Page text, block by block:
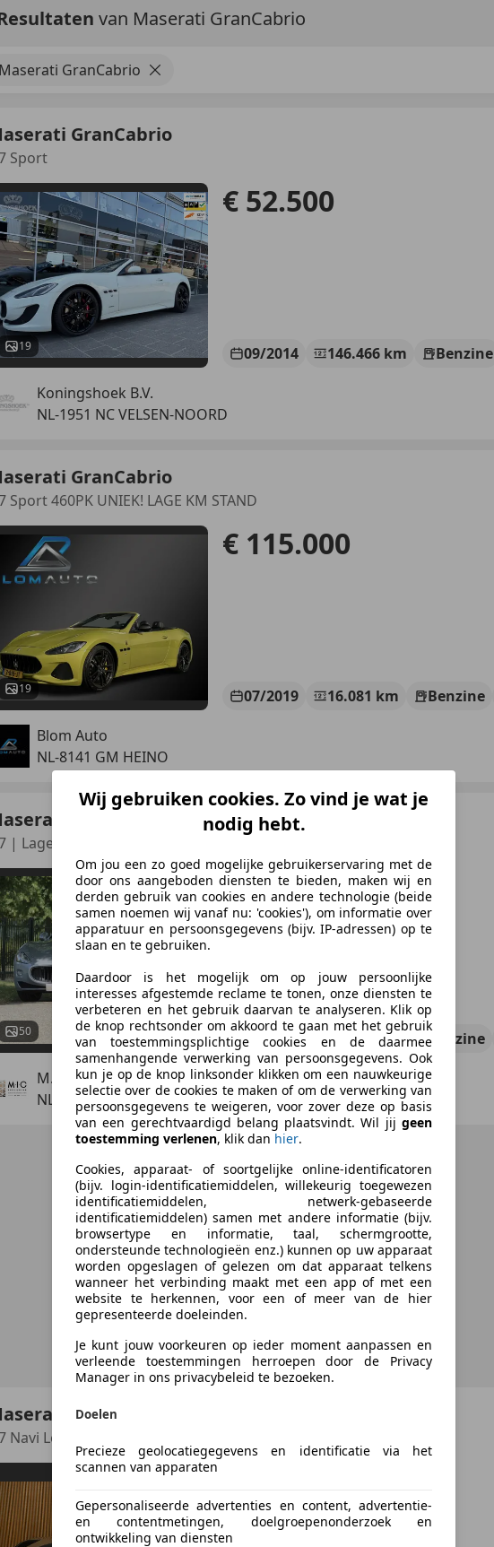
van Maserati GranCabrio
Maserati GranCabrio
GranCabrio
Sport
19
€ 52.500
09/2014 146.466 km Benzine
Koningshoek B.V.
NL-1951 NC VELSEN-NOORD
GranCabrio
Sport 460PK UNIEK! LAGE KM STAND
19
€ 115.000
07/2019 16.081 km Benzine
Blom Auto
NL-8141 GM HEINO
GranCabrio
| Lage kilometerstand! | Inr. welkom
50
€ 59.950
03/2010 52.483 km Benzine
M.I.C. Exclusive
NL-4451 RP HEINKENSZAND
GranCabrio
Navi Leer Bose Stoelverwarm. Black Pack Carpla
Wij gebruiken cookies. Zo vind je wat je
nodig hebt.
Om jou een zo goed mogelijke gebruikerservaring met de
door ons aangeboden diensten te bieden, maken wij en
derden gebruik van cookies en andere technologie (beide
samen noemen wij vanaf nu: 'cookies'), om informatie over
apparatuur en persoonsgegevens (bijv. IP-adressen) op te
slaan en te gebruiken.
Daardoor is het mogelijk om op jouw persoonlijke
interesses afgestemde reclame te tonen, onze diensten te
verbeteren en het gebruik daarvan te analyseren. Klik op
de knop rechtsonder om akkoord te gaan met het gebruik
van toestemmingsplichtige cookies en de daarmee
samenhangende verwerking van persoonsgegevens. Ook
kun je op de knop linksonder klikken om een nauwkeurige
selectie over de cookies te maken of om de verwerking van
persoonsgegevens te weigeren, voor zover deze op basis
van een gerechtvaardigd belang plaatsvindt. Wil jij geen
toestemming verlenen, klik dan hier.
Cookies, apparaat- of soortgelijke online-identificatoren
(bijv. login-identificatiemiddelen, willekeurig toegewezen
identificatiemiddelen, netwerk-gebaseerde
identificatiemiddelen) samen met andere informatie (bijv.
browsertype en informatie, taal, schermgrootte,
ondersteunde technologieën enz.) kunnen op uw apparaat
worden opgeslagen of gelezen om dat apparaat telkens
wanneer het verbinding maakt met een app of met een
website te herkennen, voor een of meer van de hier
gepresenteerde doeleinden.
Je kunt jouw voorkeuren op ieder moment aanpassen en
verleende toestemmingen herroepen door de Privacy
Manager in ons privacybeleid te bezoeken.
Doelen
Precieze geolocatiegegevens en identificatie via het
scannen van apparaten
Gepersonaliseerde advertenties en content, advertentie-
en contentmetingen, doelgroepenonderzoek en
ontwikkeling van diensten